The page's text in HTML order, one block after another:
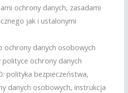
ochrony danych, zasadami
jak i ustalonymi
ochrony danych osobowych
polityce ochrony danych
polityka bezpieczeństwa,
danych osobowych, instrukcja